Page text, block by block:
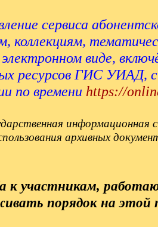
сервиса
коллекциям,
виде,
ресурсов ГИС УИАД,
по времени https://
информационная
архивных
к участникам,
порядок на этой